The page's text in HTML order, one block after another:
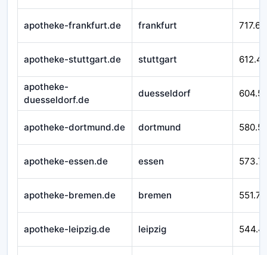
apotheke-frankfurt.de frankfurt
apotheke-stuttgart.de stuttgart
apotheke-
duesseldorf.de
duesseldorf
apotheke-dortmund.de dortmund
apotheke-essen.de essen
apotheke-bremen.de bremen
apotheke-leipzig.de leipzig